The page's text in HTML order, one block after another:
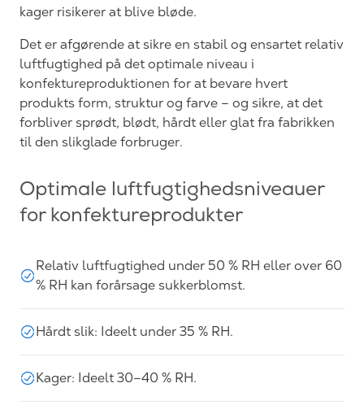
kager risikerer at blive bløde.
Det er afgørende at sikre en stabil og ensartet relativ
luftfugtighed på det optimale niveau i
konfektureproduktionen for at bevare hvert
produkts form, struktur og farve – og sikre, at det
forbliver sprødt, blødt, hårdt eller glat fra fabrikken
til den slikglade forbruger.
Optimale luftfugtighedsniveauer
for konfektureprodukter
Relativ luftfugtighed under 50 % RH eller over 60
% RH kan forårsage sukkerblomst.
Hårdt slik: Ideelt under 35 % RH.
Kager: Ideelt 30–40 % RH.